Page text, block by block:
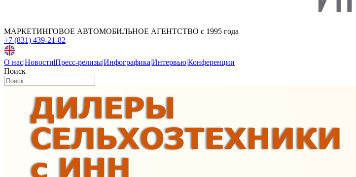
МАРКЕТИНГОВОЕ АВТОМОБИЛЬНОЕ АГЕНТСТВО с 1995 года
+7 (831) 439-21-82
О нас|Новости|Пресс-релизы|Инфографика|Интервью|Конференции
Поиск